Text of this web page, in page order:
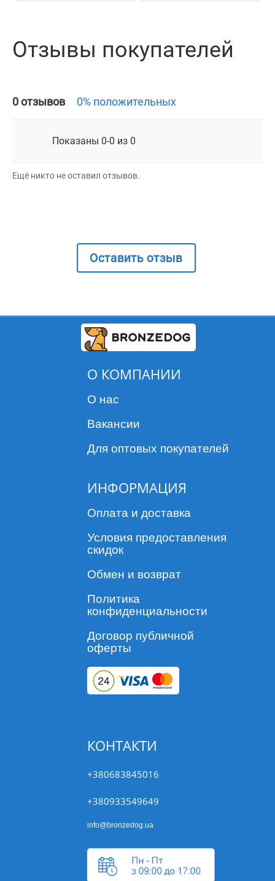
Отзывы покупателей
0 отзывов 0% положительных
Показаны 0-0 из 0
Ещё никто не оставил отзывов.
Оставить отзыв
О КОМПАНИИ
О нас
Вакансии
Для оптовых покупателей
ИНФОРМАЦИЯ
Оплата и доставка
Условия предоставления
скидок
Обмен и возврат
Политика
конфиденциальности
Договор публичной
оферты
КОНТАКТИ
+380683845016
+380933549649
info@bronzedog.ua